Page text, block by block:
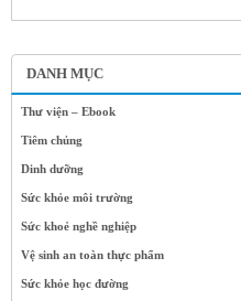
DANH MỤC
Thư viện – Ebook
Tiêm chủng
Dinh dưỡng
Sức khỏe môi trường
Sức khoẻ nghề nghiệp
Vệ sinh an toàn thực phẩm
Sức khỏe học đường